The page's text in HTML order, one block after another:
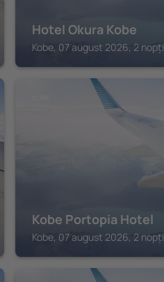
Hotel Okura Kobe
Kobe, 07 august 2026, 2 nopți
Kobe Portopia Hotel
Kobe, 07 august 2026, 2 nopți